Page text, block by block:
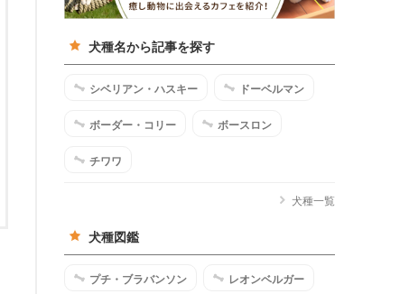
犬種名から記事を探す
シベリアン・ハスキー ドーベルマン
ボーダー・コリー ボースロン
チワワ
犬種一覧
犬種図鑑
プチ・ブラバンソン レオンベルガー